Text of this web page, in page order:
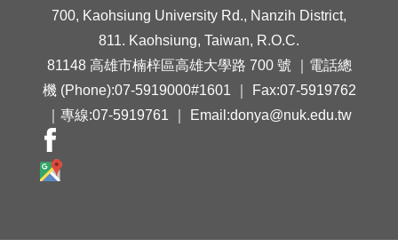
700, Kaohsiung University Rd., Nanzih District,
811. Kaohsiung, Taiwan, R.O.C.
81148 高雄市楠梓區高雄大學路 700 號 ｜電話總
機 (Phone):07-5919000#1601 ｜ Fax:07-5919762
｜專線:07-5919761 ｜ Email:donya@nuk.edu.tw